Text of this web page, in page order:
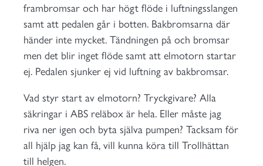
frambromsar och har högt flöde i luftningsslangen
samt att pedalen går i botten. Bakbromsarna där
händer inte mycket. Tändningen på och bromsar
men det blir inget flöde samt att elmotorn startar
ej. Pedalen sjunker ej vid luftning av bakbromsar.
Vad styr start av elmotorn? Tryckgivare? Alla
säkringar i ABS reläbox är hela. Eller måste jag
riva ner igen och byta själva pumpen? Tacksam för
all hjälp jag kan få, vill kunna köra till Trollhättan
till helgen.